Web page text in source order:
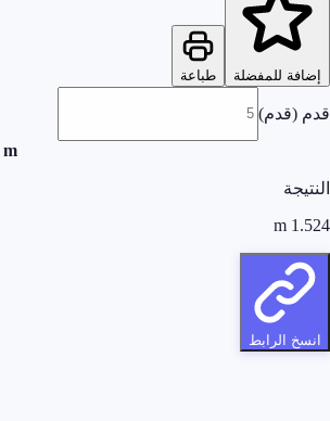
إضافة للمفضلة طباعة
قدم (قدم)
m
النتيجة
1.524
m
انسخ الرابط